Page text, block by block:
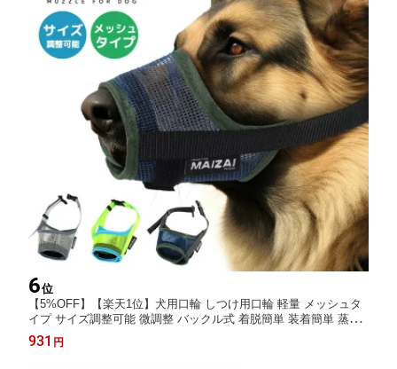
6位
【5%OFF】【楽天1位】犬用口輪 しつけ用口輪 軽量 メッシュタ
イプ サイズ調整可能 微調整 バックル式 着脱簡単 装着簡単 蒸れ
にくい 呼吸しやすい マジックテープ式 S/M/Lサイズ 3color 噛み
つき防止 誤飲防止 無駄吠え トラブル防止 耐久性 傷舐め防止 夏
931 円